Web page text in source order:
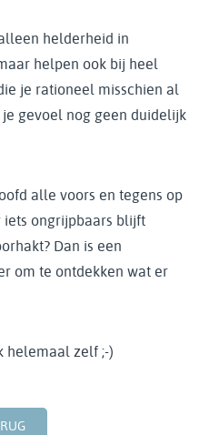
helderheid in
helpen ook bij heel
je rationeel misschien al
gevoel nog geen duidelijk
alle voors en tegens op
ongrijpbaars blijft
Dan is een
om te ontdekken wat er
helemaal zelf ;-)